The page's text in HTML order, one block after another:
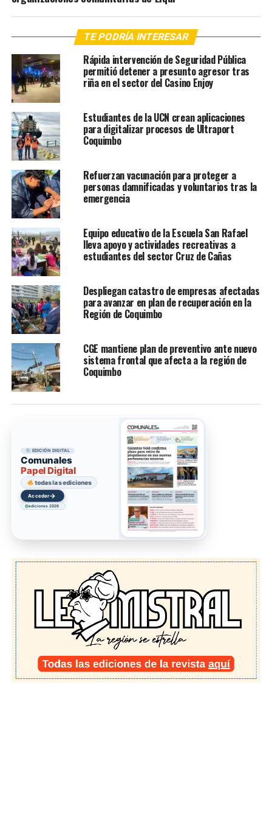
TE PODRÍA INTERESAR
Rápida intervención de Seguridad Pública
permitió detener a presunto agresor tras
riña en el sector del Casino Enjoy
Estudiantes de la UCN crean aplicaciones
para digitalizar procesos de Ultraport
Coquimbo
Refuerzan vacunación para proteger a
personas damnificadas y voluntarios tras la
emergencia
Equipo educativo de la Escuela San Rafael
lleva apoyo y actividades recreativas a
estudiantes del sector Cruz de Cañas
Despliegan catastro de empresas afectadas
para avanzar en plan de recuperación en la
Región de Coquimbo
CGE mantiene plan de preventivo ante nuevo
sistema frontal que afecta a la región de
Coquimbo
EDICIÓN DIGITAL
Comunales
Papel Digital
todas las ediciones
Acceder→
ediciones 2026